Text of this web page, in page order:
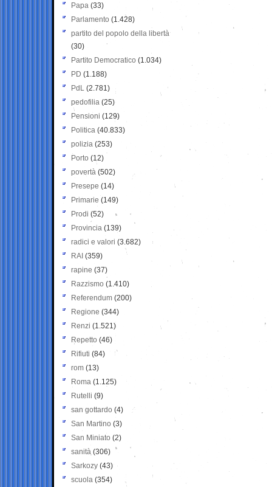
Papa (33)
Parlamento (1.428)
partito del popolo della libertà
(30)
Partito Democratico (1.034)
PD (1.188)
PdL (2.781)
pedofilia (25)
Pensioni (129)
Politica (40.833)
polizia (253)
Porto (12)
povertà (502)
Presepe (14)
Primarie (149)
Prodi (52)
Provincia (139)
radici e valori (3.682)
RAI (359)
rapine (37)
Razzismo (1.410)
Referendum (200)
Regione (344)
Renzi (1.521)
Repetto (46)
Rifiuti (84)
rom (13)
Roma (1.125)
Rutelli (9)
san gottardo (4)
San Martino (3)
San Miniato (2)
sanità (306)
Sarkozy (43)
scuola (354)